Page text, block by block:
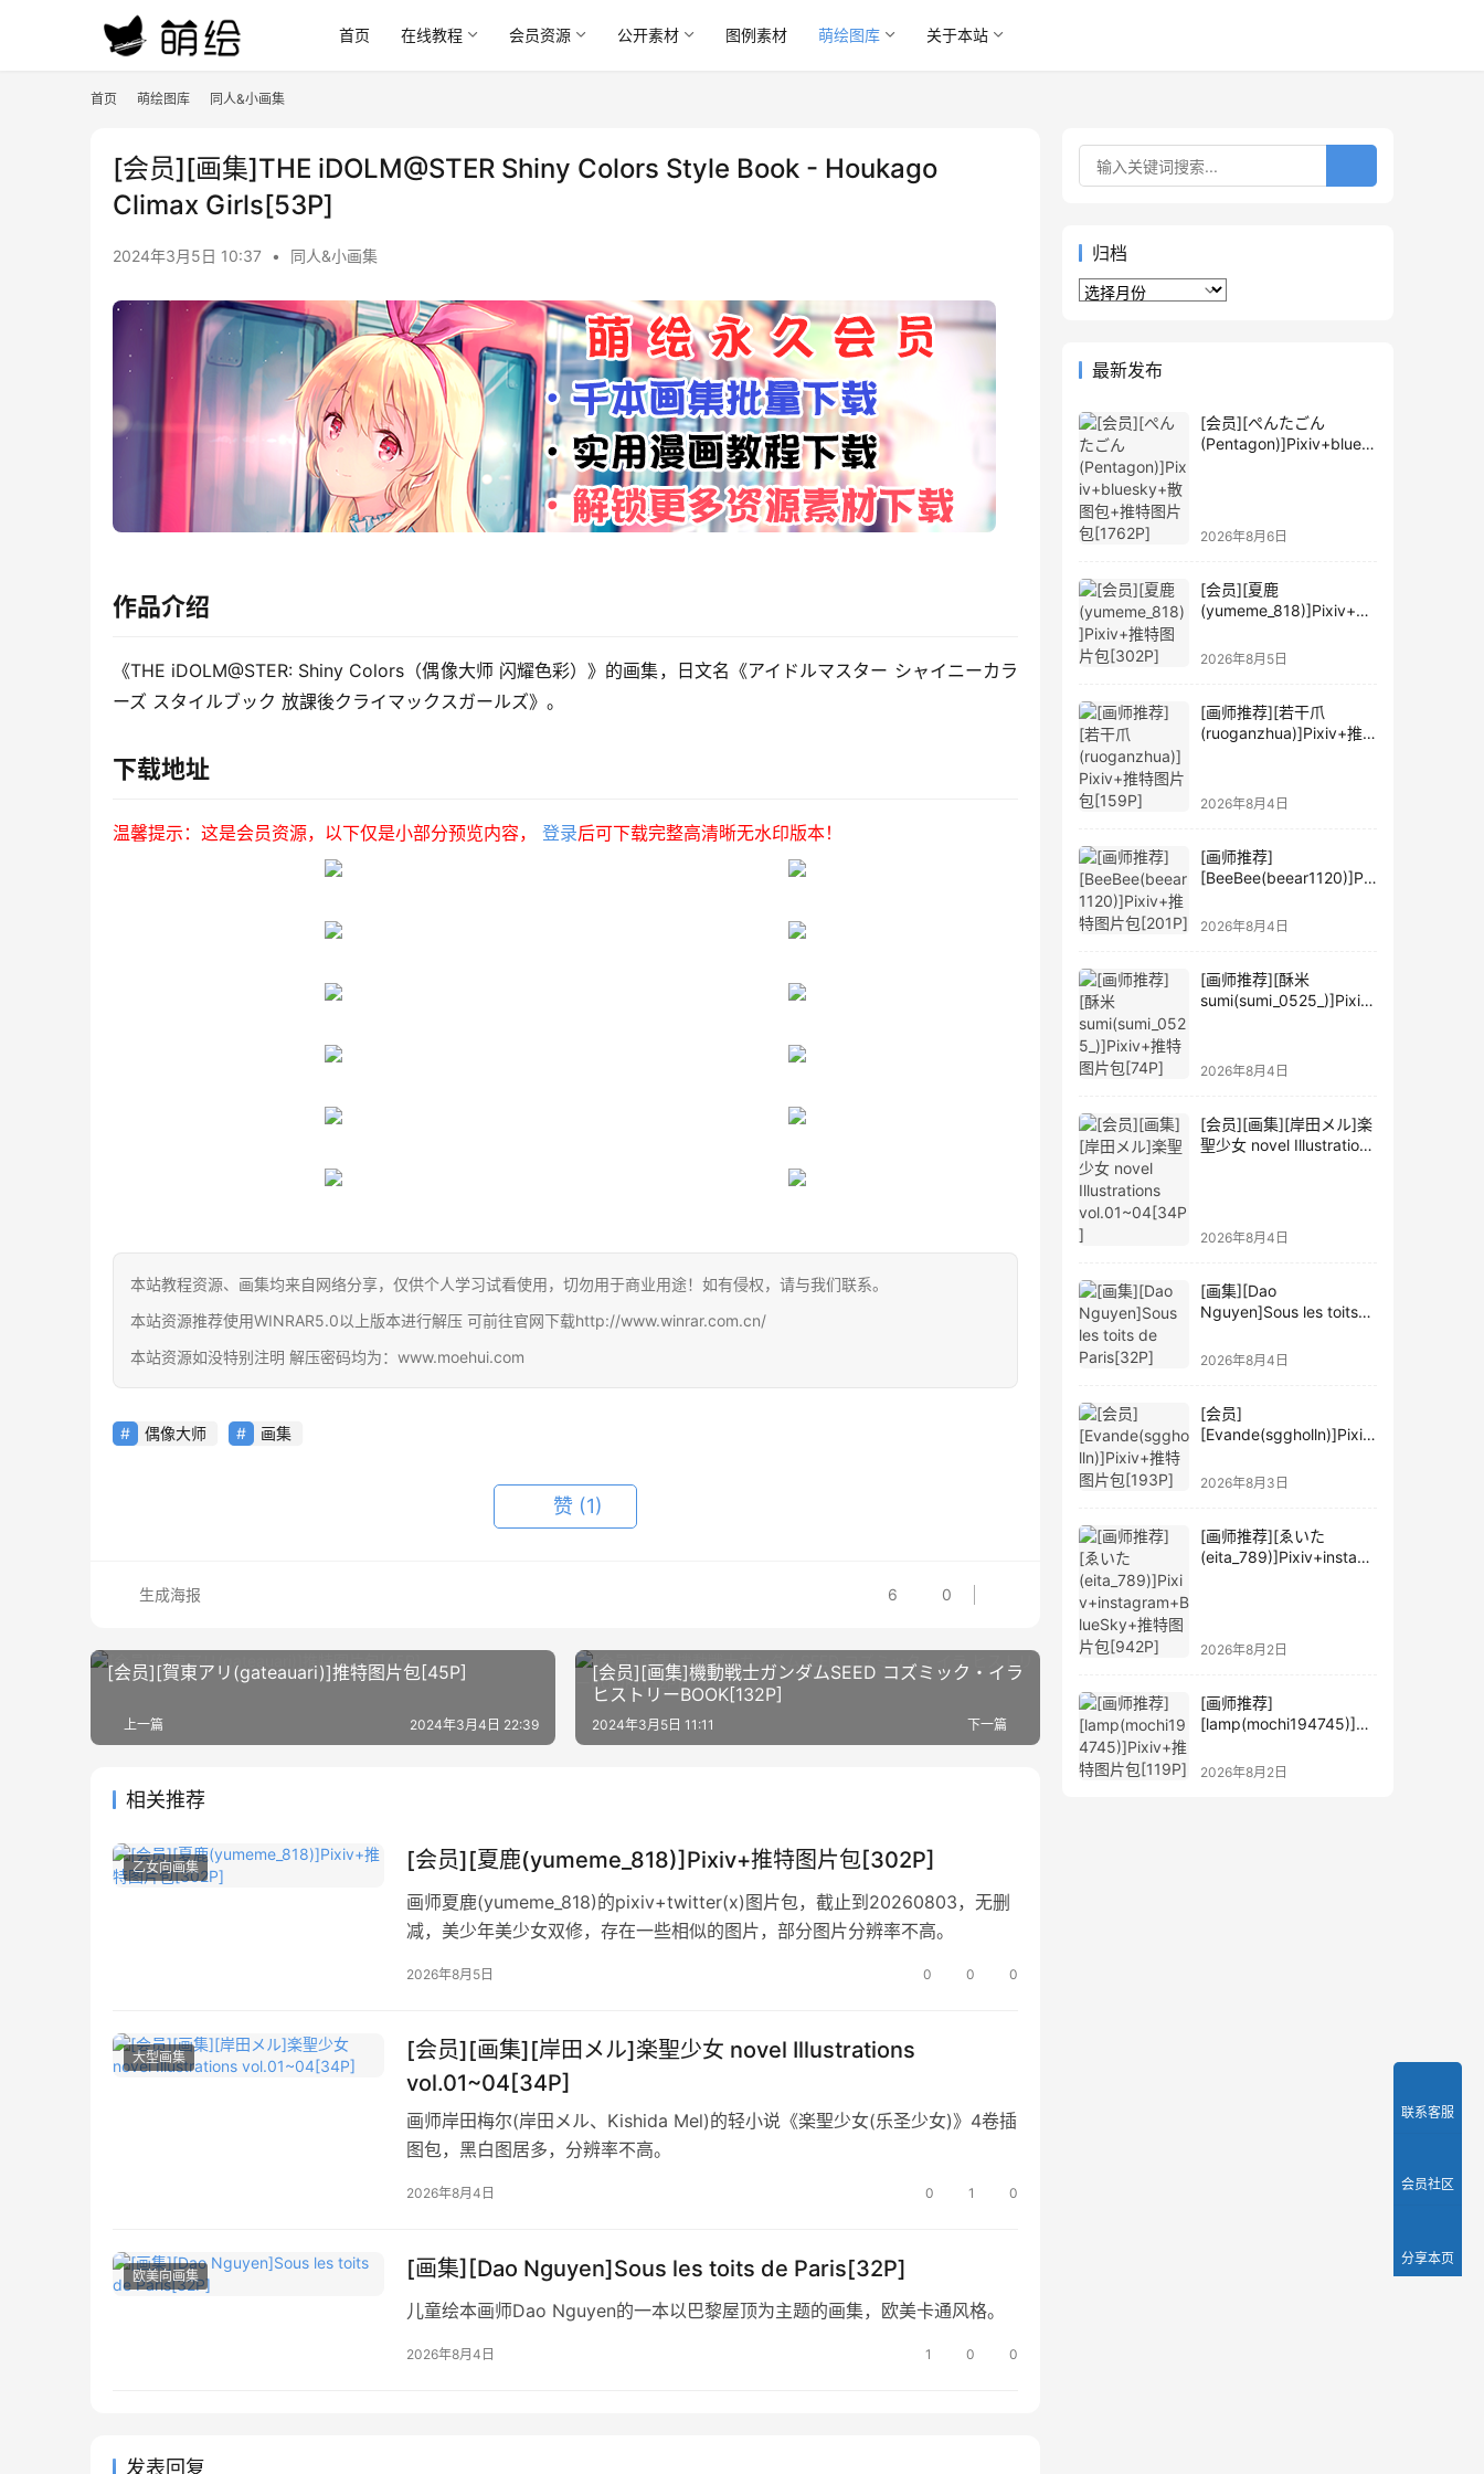
首页 在线教程 会员资源 公开素材 图例素材 萌绘图库 关于本站
首页 萌绘图库 同人&小画集
[会员][画集]THE iDOLM@STER Shiny Colors Style Book - Houkago
Climax Girls[53P]
2024年3月5日 10:37 • 同人&小画集
作品介绍
《THE iDOLM@STER: Shiny Colors（偶像大师 闪耀色彩）》的画集，日文名《アイドルマスター シャイニーカラ
ーズ スタイルブック 放課後クライマックスガールズ》。
下载地址
温馨提示：这是会员资源，以下仅是小部分预览内容， 登录后可下载完整高清晰无水印版本！
本站教程资源、画集均来自网络分享，仅供个人学习试看使用，切勿用于商业用途！如有侵权，请与我们联系。
本站资源推荐使用WINRAR5.0以上版本进行解压 可前往官网下载http://www.winrar.com.cn/
本站资源如没特别注明 解压密码均为：www.moehui.com
偶像大师 画集
赞 (1)
6 0
生成海报
[会员][賀東アリ(gateauari)]推特图片包[45P]
上一篇 2024年3月4日 22:39
[会员][画集]機動戦士ガンダムSEED コズミック・イラ
ヒストリーBOOK[132P]
下一篇
2024年3月5日 11:11
相关推荐
乙女向画集 [会员][夏鹿(yumeme_818)]Pixiv+推特图片包[302P]
画师夏鹿(yumeme_818)的pixiv+twitter(x)图片包，截止到20260803，无删
减，美少年美少女双修，存在一些相似的图片，部分图片分辨率不高。
2026年8月5日 0 0 0
大型画集
[会员][画集][岸田メル]楽聖少女 novel Illustrations
vol.01~04[34P]
画师岸田梅尔(岸田メル、Kishida Mel)的轻小说《楽聖少女(乐圣少女)》4卷插
图包，黑白图居多，分辨率不高。
2026年8月4日 0 1 0
欧美向画集 [画集][Dao Nguyen]Sous les toits de Paris[32P]
儿童绘本画师Dao Nguyen的一本以巴黎屋顶为主题的画集，欧美卡通风格。
2026年8月4日 1 0 0
发表回复
归档
归
最新发布
[会员][ぺんたごん
(Pentagon)]Pixiv+blues
2026年8月6日
[会员][夏鹿
(yumeme_818)]Pixiv+推
2026年8月5日
[画师推荐][若干爪
(ruoganzhua)]Pixiv+推
2026年8月4日
[画师推荐]
[BeeBee(beear1120)]Pix
2026年8月4日
[画师推荐][酥米
sumi(sumi_0525_)]Pixiv
2026年8月4日
[会员][画集][岸田メル]楽
聖少女 novel Illustrations
2026年8月4日
[画集][Dao
Nguyen]Sous les toits
2026年8月4日
[会员]
[Evande(sggholln)]Pixiv
2026年8月3日
[画师推荐][ゑいた
(eita_789)]Pixiv+instagr
2026年8月2日
[画师推荐]
[lamp(mochi194745)]Pi
2026年8月2日
联系客服
会员社区
分享本页